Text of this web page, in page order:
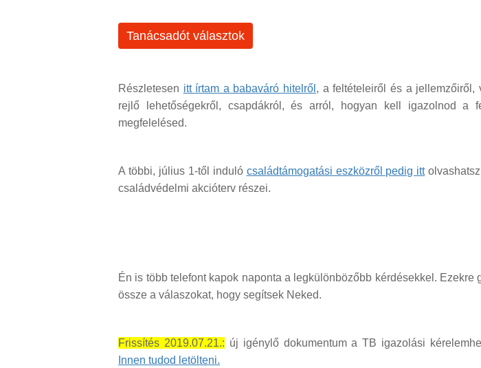
Tanácsadót választok
Részletesen itt írtam a babaváró hitelről , a feltételeiről és a jellemzőiről,
rejlő lehetőségekről, csapdákról, és arról, hogyan kell igazolnod a
megfelelésed.
A többi, július 1-től induló családtámogatási eszközről pedig itt
családvédelmi akcióterv részei.
Én is több telefont kapok naponta a legkülönbözőbb kérdésekkel. Ezekre
össze a válaszokat, hogy segítsek Neked.
Frissítés 2019.07.21.: új igénylő dokumentum a TB igazolási
Innen tudod letölteni.